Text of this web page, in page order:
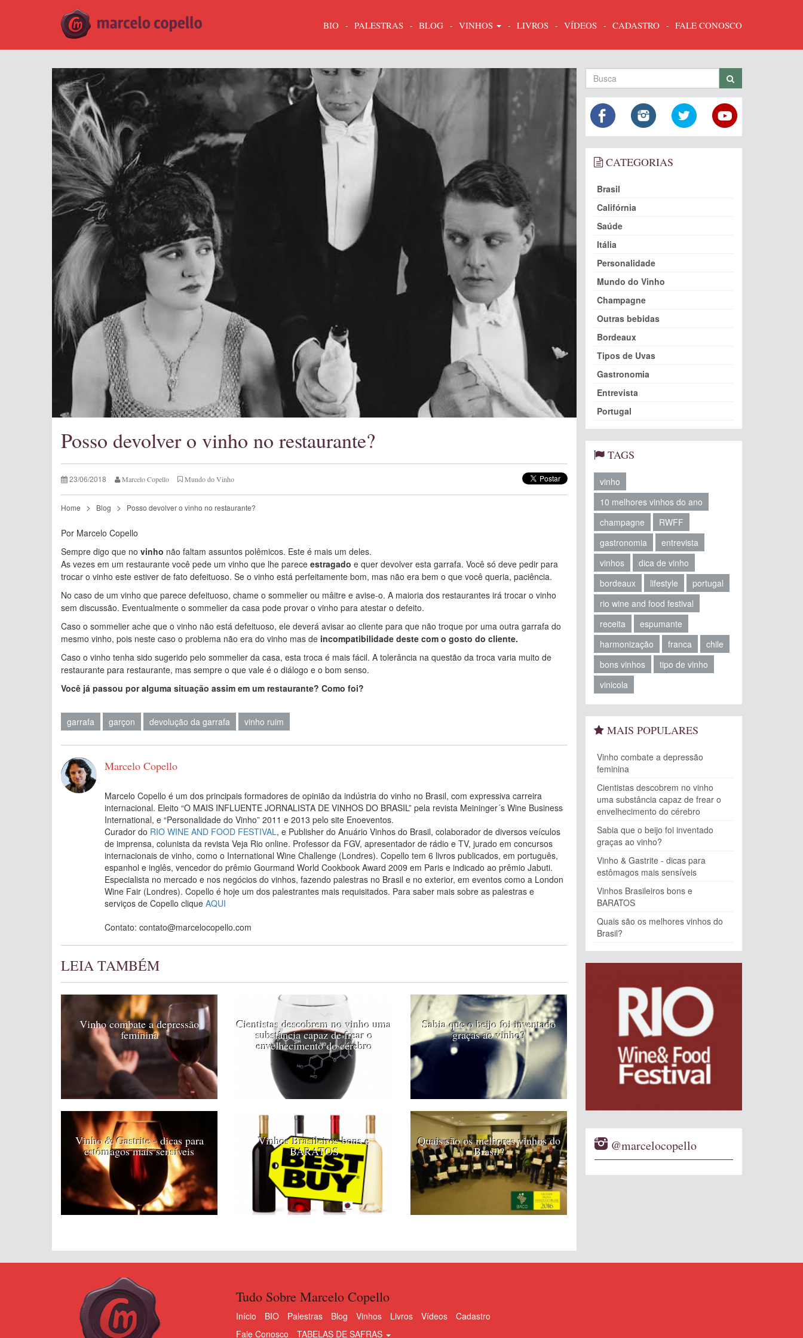
BIO PALESTRAS BLOG VINHOS LIVROS VÍDEOS CADASTRO FALE CONOSCO
Posso devolver o vinho no restaurante?
23/06/2018 Marcelo Copello Mundo do Vinho
Home Blog Posso devolver o vinho no restaurante?
Por Marcelo Copello
Sempre digo que no vinho não faltam assuntos polêmicos. Este é mais um deles.
As vezes em um restaurante você pede um vinho que lhe parece estragado e quer devolver esta garrafa. Você só deve pedir para
trocar o vinho este estiver de fato defeituoso. Se o vinho está perfeitamente bom, mas não era bem o que você queria, paciência.
No caso de um vinho que parece defeituoso, chame o sommelier ou mâitre e avise-o. A maioria dos restaurantes irá trocar o vinho
sem discussão. Eventualmente o sommelier da casa pode provar o vinho para atestar o defeito.
Caso o sommelier ache que o vinho não está defeituoso, ele deverá avisar ao cliente para que não troque por uma outra garrafa do
mesmo vinho, pois neste caso o problema não era do vinho mas de incompatibilidade deste com o gosto do cliente.
Caso o vinho tenha sido sugerido pelo sommelier da casa, esta troca é mais fácil. A tolerância na questão da troca varia muito de
restaurante para restaurante, mas sempre o que vale é o diálogo e o bom senso.
Você já passou por alguma situação assim em um restaurante? Como foi?
garrafa garçon devolução da garrafa vinho ruim
Marcelo Copello
Marcelo Copello é um dos principais formadores de opinião da indústria do vinho no Brasil, com expressiva carreira
internacional. Eleito “O MAIS INFLUENTE JORNALISTA DE VINHOS DO BRASIL” pela revista Meininger´s Wine Business
International, e “Personalidade do Vinho” 2011 e 2013 pelo site Enoeventos.
Curador do RIO WINE AND FOOD FESTIVAL, e Publisher do Anuário Vinhos do Brasil, colaborador de diversos veículos
de imprensa, colunista da revista Veja Rio online. Professor da FGV, apresentador de rádio e TV, jurado em concursos
internacionais de vinho, como o International Wine Challenge (Londres). Copello tem 6 livros publicados, em português,
espanhol e inglês, vencedor do prêmio Gourmand World Cookbook Award 2009 em Paris e indicado ao prêmio Jabuti.
Especialista no mercado e nos negócios do vinhos, fazendo palestras no Brasil e no exterior, em eventos como a London
Wine Fair (Londres). Copello é hoje um dos palestrantes mais requisitados. Para saber mais sobre as palestras e
serviços de Copello cliqueAQUI
Contato: contato@marcelocopello.com
LEIA TAMBÉM
Vinho combate a depressão
feminina
Cientistas descobrem no vinho uma
substância capaz de frear o
envelhecimento do cérebro
Sabia que o beijo foi inventado
graças ao vinho?
Vinho & Gastrite - dicas para
estômagos mais sensíveis
Vinhos Brasileiros bons e
BARATOS
Quais são os melhores vinhos do
Brasil?
CATEGORIAS
Brasil
Califórnia
Saúde
Itália
Personalidade
Mundo do Vinho
Champagne
Outras bebidas
Bordeaux
Tipos de Uvas
Gastronomia
Entrevista
Portugal
TAGS
vinho
10 melhores vinhos do ano
champagne
RWFF
gastronomia
entrevista
vinhos
dica de vinho
bordeaux
lifestyle
portugal
rio wine and food festival
receita
espumante
harmonização
franca
chile
bons vinhos
tipo de vinho
vinicola
MAIS POPULARES
Vinho combate a depressão
feminina
Cientistas descobrem no vinho
uma substância capaz de frear o
envelhecimento do cérebro
Sabia que o beijo foi inventado
graças ao vinho?
Vinho & Gastrite - dicas para
estômagos mais sensíveis
Vinhos Brasileiros bons e
BARATOS
Quais são os melhores vinhos do
Brasil?
@marcelocopello
Tudo Sobre Marcelo Copello
Início BIO Palestras Blog Vinhos Livros Vídeos
Cadastro
Fale Conosco
TABELAS DE SAFRAS